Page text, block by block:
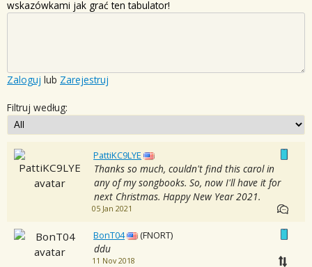
wskazówkami jak grać ten tabulator!
Zaloguj lub Zarejestruj
Filtruj według:
PattiKC9LYE
Thanks so much, couldn't find this carol in
any of my songbooks. So, now I'll have it for
next Christmas. Happy New Year 2021.
05 Jan 2021
BonT04 (FNORT)
ddu
11 Nov 2018